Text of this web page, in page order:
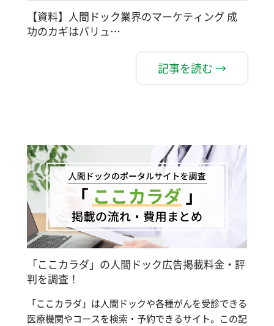
【資料】人間ドック業界のマーケティング 成
功のカギはバリュ…
記事を読む →
「ここカラダ」の人間ドック広告掲載料金・評
判を調査！
「ここカラダ」は人間ドックや各種がんを受診できる
医療機関やコースを検索・予約できるサイト。この記